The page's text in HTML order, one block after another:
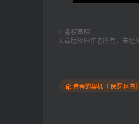
© 版权声明
文章版权归作者所有，未经
青春的契机（ 保罗·区普）